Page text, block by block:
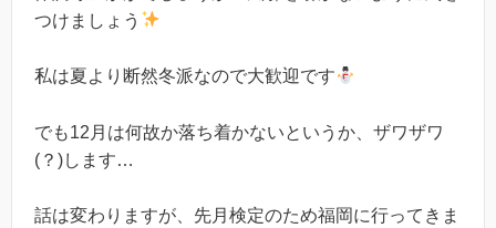
つけましょう
私は夏より断然冬派なので大歓迎です
でも12月は何故か落ち着かないというか、ザワザワ
(？)します…
話は変わりますが、先月検定のため福岡に行ってきま